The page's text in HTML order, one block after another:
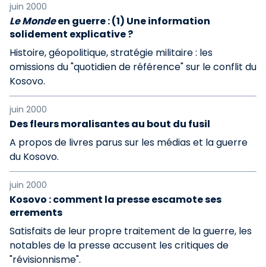
juin 2000
Le Mondeen guerre : (1) Une information
solidement explicative ?
Histoire, géopolitique, stratégie militaire : les
omissions du "quotidien de référence" sur le conflit du
Kosovo.
juin 2000
Des fleurs moralisantes au bout du fusil
A propos de livres parus sur les médias et la guerre
du Kosovo.
juin 2000
Kosovo : comment la presse escamote ses
errements
Satisfaits de leur propre traitement de la guerre, les
notables de la presse accusent les critiques de
"révisionnisme".